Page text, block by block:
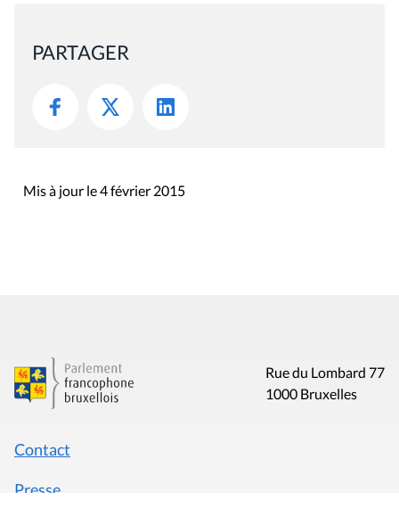
PARTAGER
Mis à jour le 4 février 2015
Rue du Lombard 77
1000 Bruxelles
Contact
Presse